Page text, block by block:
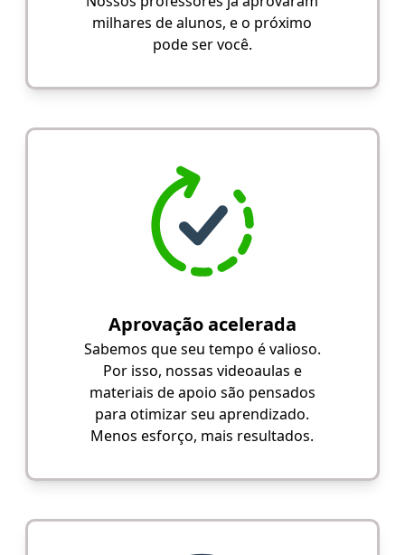
milhares de alunos, e o próximo
pode ser você.
Aprovação acelerada
Sabemos que seu tempo é valioso.
Por isso, nossas videoaulas e
materiais de apoio são pensados
para otimizar seu aprendizado.
Menos esforço, mais resultados.